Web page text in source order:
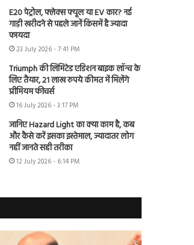
E20 पेट्रोल, फ्लेक्स फ्यूल या EV कार? नई
गाड़ी खरीदने से पहले जानें किसमें है ज्यादा
फायदा
23 July 2026 - 7:41 PM
Triumph की लिमिटेड एडिशन बाइक लॉन्च के
लिए तैयार, 21 लाख रुपये कीमत में मिलेंगे
प्रीमियम फीचर्स
16 July 2026 - 3:17 PM
जानिए Hazard Light का क्या काम है, कब
और कैसे करें इसका इस्तेमाल, ज्यादातर लोग
नहीं जानते सही तरीका
12 July 2026 - 6:14 PM